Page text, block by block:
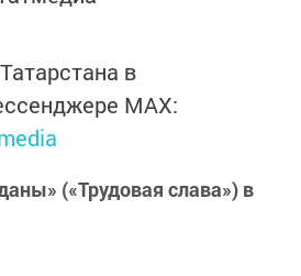
в
MАХ:
(«Трудовая слава») в